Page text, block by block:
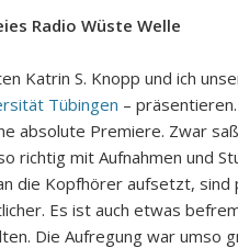
Radio Wüste Welle
Katrin S. Knopp und ich
Tübingen –
absolute Premiere. Zwar
richtig mit Aufnahmen und
die Kopfhörer aufsetzt,
Es ist auch etwas
Die Aufregung war umso